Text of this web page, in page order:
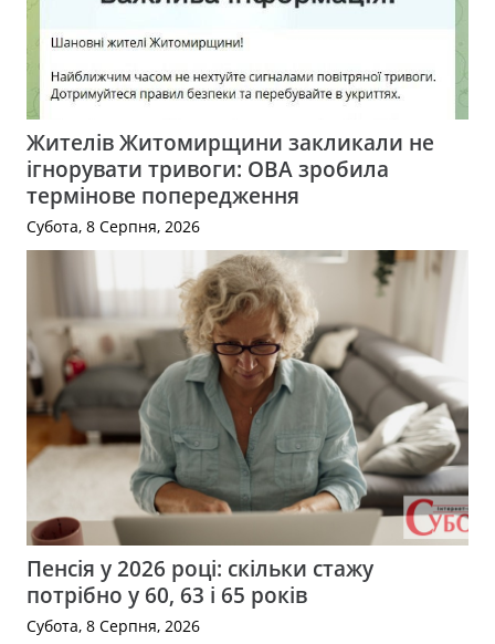
Жителів Житомирщини закликали не
ігнорувати тривоги: ОВА зробила
термінове попередження
Субота, 8 Серпня, 2026
Пенсія у 2026 році: скільки стажу
потрібно у 60, 63 і 65 років
Субота, 8 Серпня, 2026